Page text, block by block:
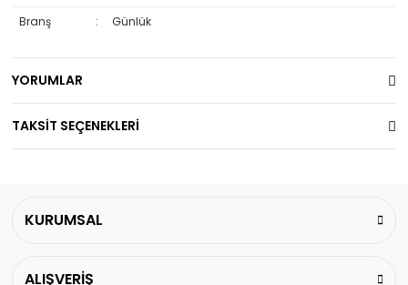
Branş : Günlük
YORUMLAR
TAKSİT SEÇENEKLERİ
KURUMSAL
ALIŞVERİŞ